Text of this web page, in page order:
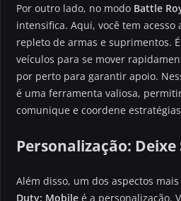
Por outro lado, no modo Battle
intensifica. Aqui, você tem acesso
repleto de armas e suprimentos.
veículos para se mover
por perto para garantir apoio.
é uma ferramenta valiosa,
comunique e coordene
Personalização: Deixe
Além disso, um dos aspectos
Duty: Mobile é a personalização.